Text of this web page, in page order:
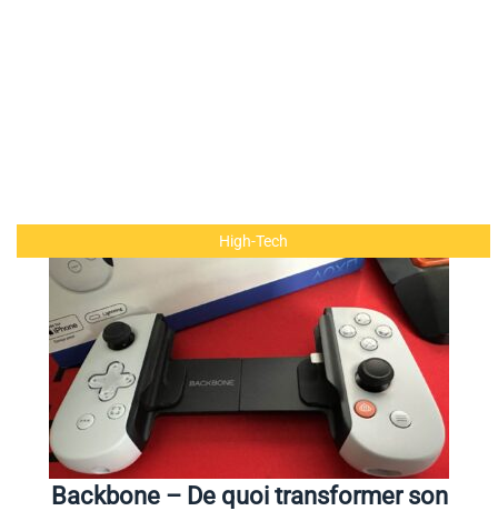
High-Tech
Backbone – De quoi transformer son